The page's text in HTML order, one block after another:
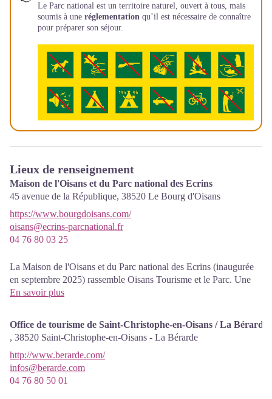
Le Parc national est un territoire naturel, ouvert à tous, mais
soumis à une réglementation qu’il est nécessaire de connaître
pour préparer son séjour.
Lieux de renseignement
Maison de l'Oisans et du Parc national des Ecrins
45 avenue de la République, 38520 Le Bourg d'Oisans
https://www.bourgdoisans.com/
oisans@ecrins-parcnational.fr
04 76 80 03 25
La Maison de l'Oisans et du Parc national des Ecrins (inaugurée
en septembre 2025) rassemble Oisans Tourisme et le Parc. Une
grande partie "accueil" présente les richesses des 7 vallées de
postales, librairie, textiles et articles pour enfants). Une exposition
permanente du Parc propose de découvrir l'espace protégé, son
histoire, sa biodiversité, avec un zoom sur la vallée du Vénéon, la
réserve intégrale du Lauvitel.
Accessible à tous les publics. Certains modules sont adaptés aux
En savoir plus
Office de tourisme de Saint-Christophe-en-Oisans / La Bérarde
, 38520 Saint-Christophe-en-Oisans - La Bérarde
http://www.berarde.com/
infos@berarde.com
04 76 80 50 01